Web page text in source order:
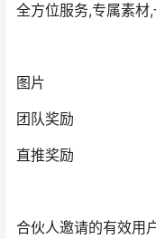
全方位服务,专属素材
图片
团队奖励
直推奖励
合伙人邀请的有效用